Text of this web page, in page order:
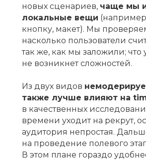
новых сценариев, чаще мы
локальные вещи
кнопку, макет). Мы
насколько пользователи
так же, как мы заложили; что
не возникнет сложностей.
Из двух видов
также лучше влияют на
в качественных
времени уходит на рекрут,
аудитория непростая.
на проведение полевого
В этом плане гораздо